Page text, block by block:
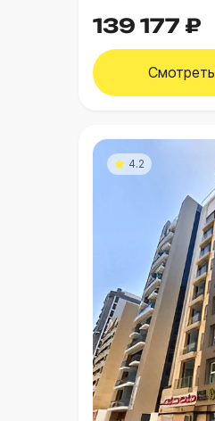
139 177 ₽
Смотреть
4.2